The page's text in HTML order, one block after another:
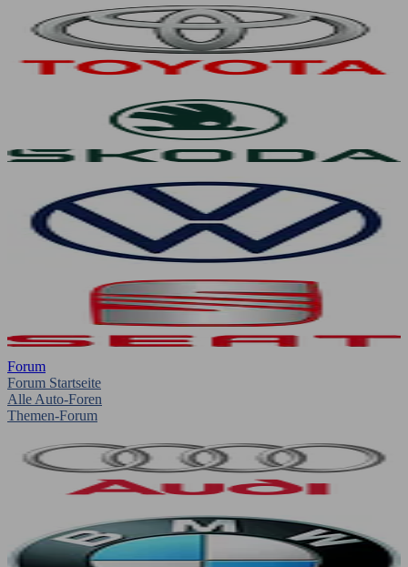
Forum
Forum Startseite
Alle Auto-Foren
Themen-Forum